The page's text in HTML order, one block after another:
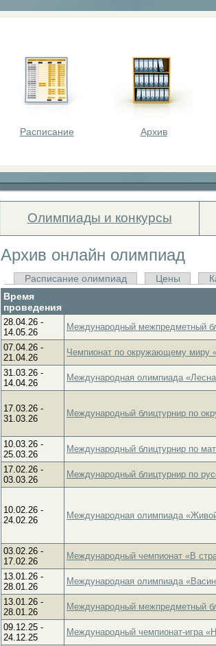
Расписание Архив
Олимпиады и конкурсы
Архив онлайн олимпиад
Расписание олимпиад Цены
Время
проведения
28.04.26 -
14.05.26
Международный межпредметный
07.04.26 -
21.04.26
Чемпионат по окружающему миру
31.03.26 -
14.04.26
Международная олимпиада
17.03.26 -
31.03.26
Международный блицтурнир по
10.03.26 -
25.03.26
Международный блицтурнир по
17.02.26 -
03.03.26
Международный блицтурнир по
10.02.26 -
24.02.26
Международная олимпиада
03.02.26 -
17.02.26
Международный чемпионат «В
13.01.26 -
28.01.26
Международная олимпиада
13.01.26 -
28.01.26
Международный межпредметный
09.12.25 -
24.12.25
Международный чемпионат-игра